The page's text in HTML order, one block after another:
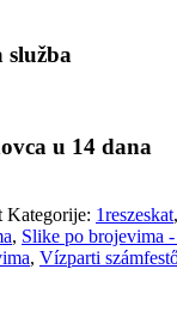
u 14 dana
Kategorije: 1reszeskat,
, Slike po brojevima
, Vízparti